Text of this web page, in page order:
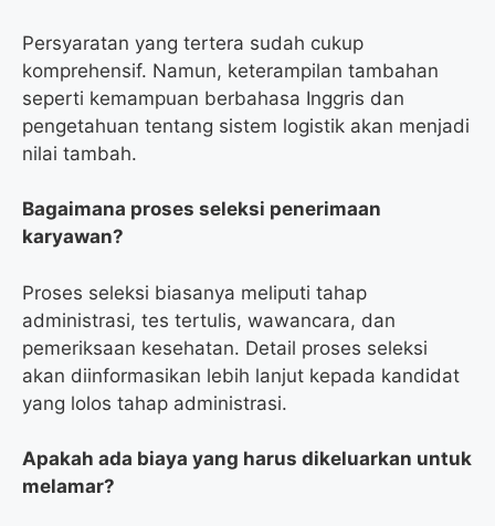
Persyaratan yang tertera sudah cukup
komprehensif. Namun, keterampilan tambahan
seperti kemampuan berbahasa Inggris dan
pengetahuan tentang sistem logistik akan menjadi
nilai tambah.
Bagaimana proses seleksi penerimaan
karyawan?
Proses seleksi biasanya meliputi tahap
administrasi, tes tertulis, wawancara, dan
pemeriksaan kesehatan. Detail proses seleksi
akan diinformasikan lebih lanjut kepada kandidat
yang lolos tahap administrasi.
Apakah ada biaya yang harus dikeluarkan untuk
melamar?